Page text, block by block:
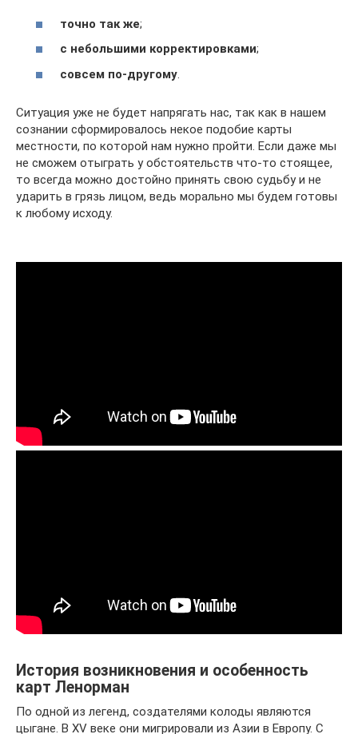
точно так же;
с небольшими корректировками;
совсем по-другому
Ситуация уже не будет напрягать нас, так как в нашем
сознании сформировалось некое подобие карты
местности, по которой нам нужно пройти. Если даже мы
не сможем отыграть у обстоятельств что-то стоящее,
то всегда можно достойно принять свою судьбу и не
ударить в грязь лицом, ведь морально мы будем готовы
к любому исходу.
История возникновения и особенность
карт Ленорман
По одной из легенд, создателями колоды являются
цыгане. В XV веке они мигрировали из Азии в Европу. С